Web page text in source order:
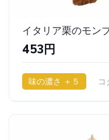
イタリア栗のモン
453円
味の濃さ ＋５ コ